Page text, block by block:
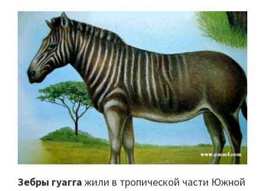
Зебры гуагга жили в тропической части Южной